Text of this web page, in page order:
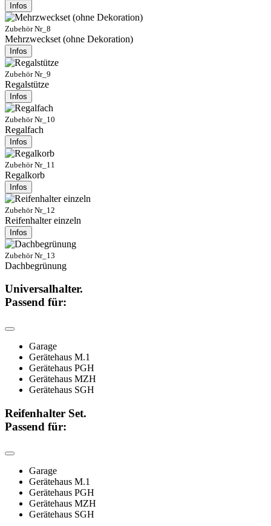
Infos
Zubehör Nr_8
Mehrzweckset (ohne Dekoration)
Infos
Zubehör Nr_9
Regalstütze
Infos
Zubehör Nr_10
Regalfach
Infos
Zubehör Nr_11
Regalkorb
Infos
Zubehör Nr_12
Reifenhalter einzeln
Infos
Zubehör Nr_13
Dachbegrünung
Universalhalter.
Passend für:
Garage
Gerätehaus M.1
Gerätehaus PGH
Gerätehaus MZH
Gerätehaus SGH
Reifenhalter Set.
Passend für:
Garage
Gerätehaus M.1
Gerätehaus PGH
Gerätehaus MZH
Gerätehaus SGH